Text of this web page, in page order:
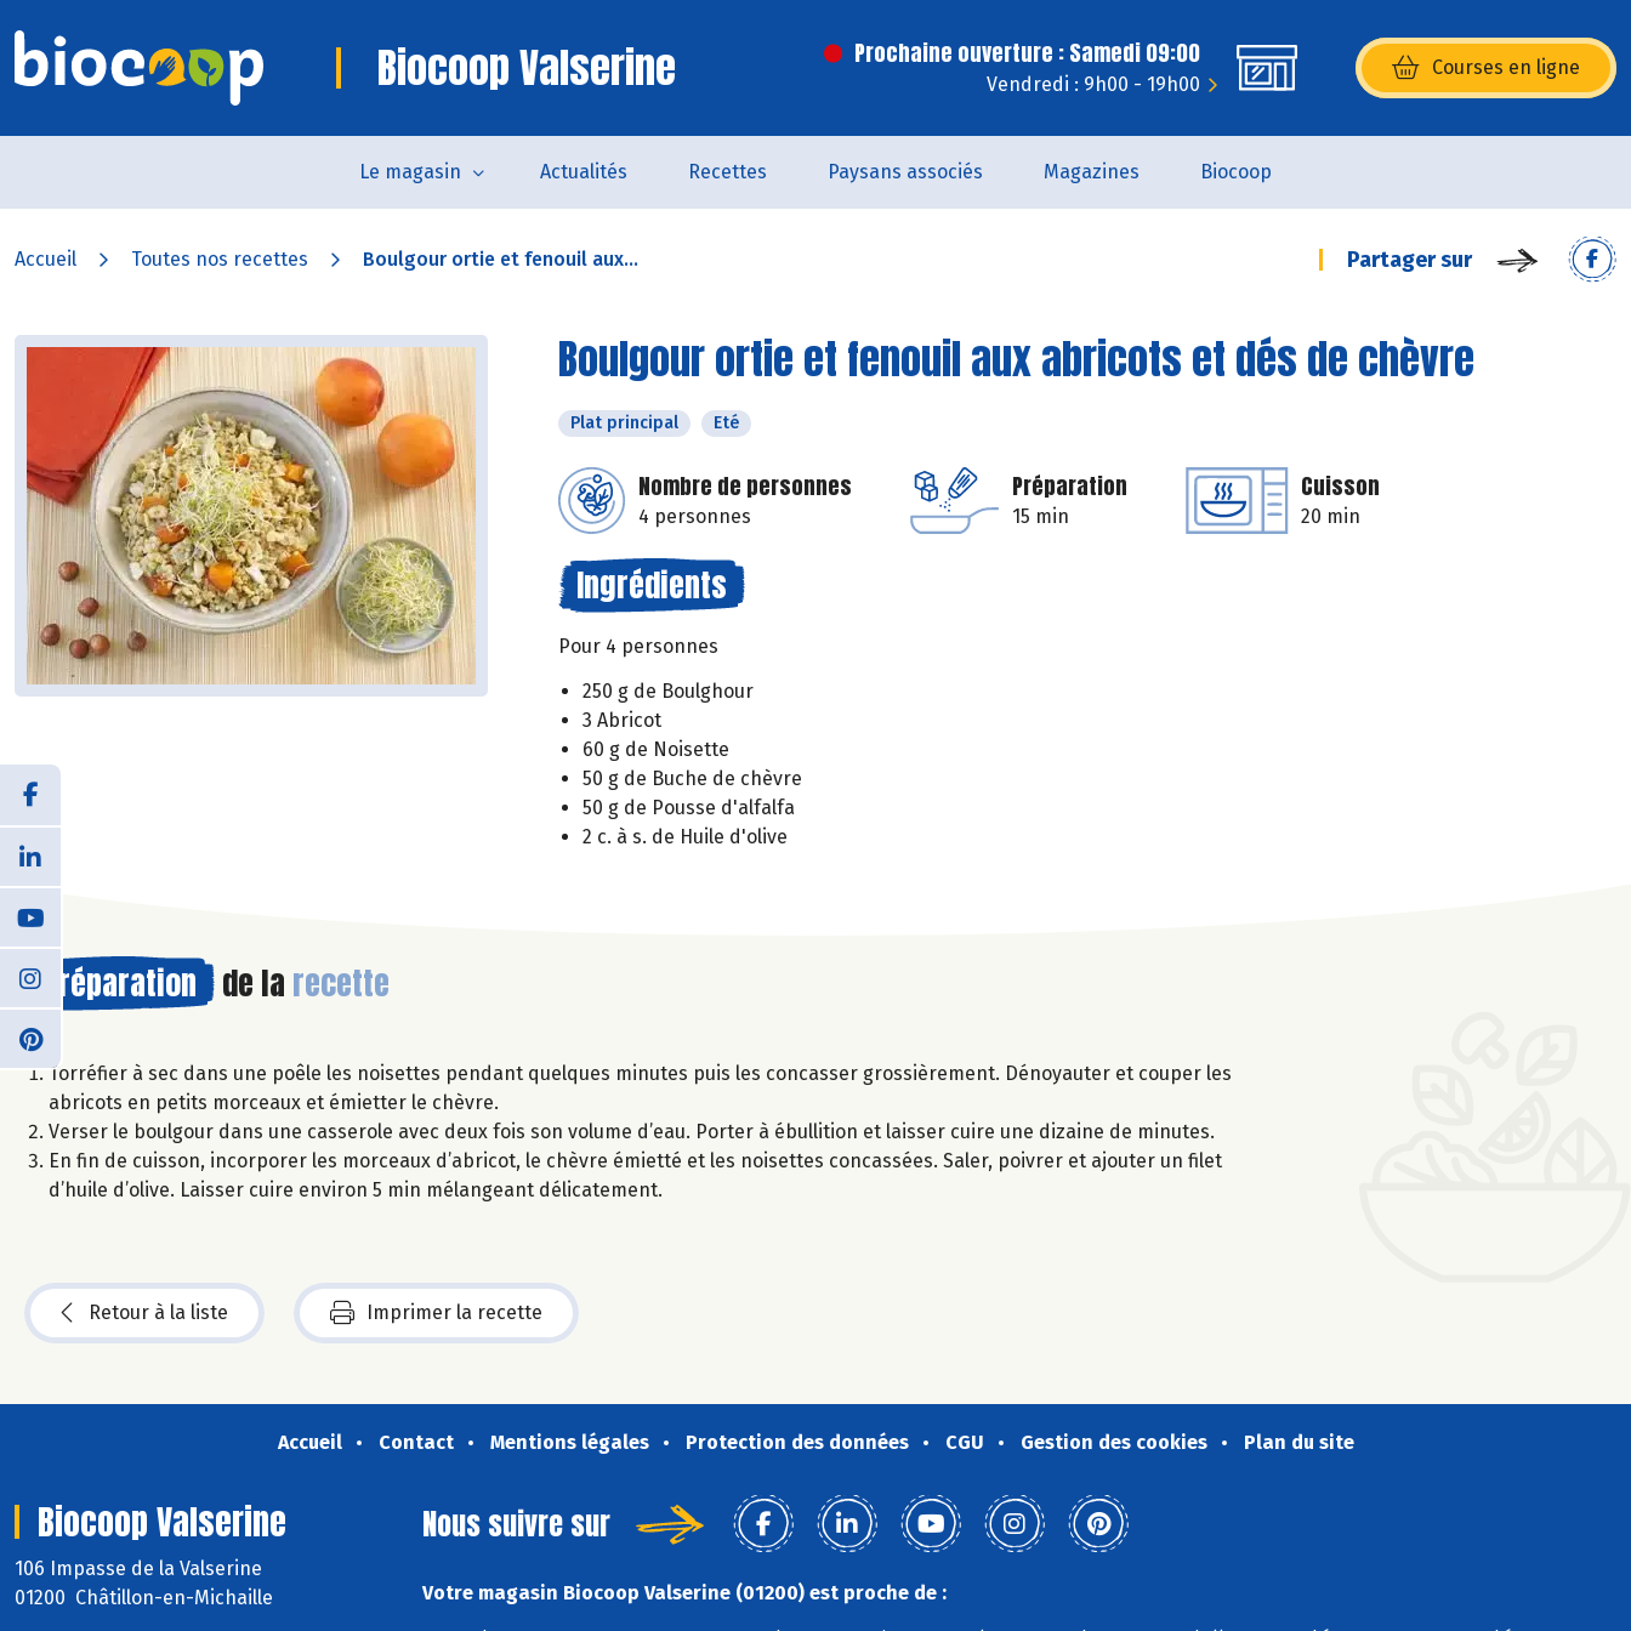
Biocoop Valserine Prochaine ouverture : Samedi 09:00
Vendredi : 9h00 - 19h00
Courses en ligne
(s’ouvre dans une nouvelle
Le magasin Actualités Recettes Paysans associés Magazines Biocoop
Accueil Toutes nos recettes Boulgour ortie et fenouil aux... Partager sur
Boulgour ortie et fenouil aux abricots et dés de chèvre
Plat principal Eté
Nombre de personnes
4 personnes
Préparation
15 min
Cuisson
20 min
Ingrédients
Pour 4 personnes
250 g de Boulghour
3 Abricot
60 g de Noisette
50 g de Buche de chèvre
50 g de Pousse d'alfalfa
2 c. à s. de Huile d'olive
Préparation de la recette
Torréfier à sec dans une poêle les noisettes pendant quelques minutes puis les concasser grossièrement. Dénoyauter et couper les
abricots en petits morceaux et émietter le chèvre.
Verser le boulgour dans une casserole avec deux fois son volume d’eau. Porter à ébullition et laisser cuire une dizaine de minutes.
En fin de cuisson, incorporer les morceaux d’abricot, le chèvre émietté et les noisettes concassées. Saler, poivrer et ajouter un filet
d’huile d’olive. Laisser cuire environ 5 min mélangeant délicatement.
Retour à la liste Imprimer la recette
Accueil Contact Mentions légales Protection des données CGU Gestion des cookies Plan du site
Biocoop Valserine
106 Impasse de la Valserine
01200 Châtillon-en-Michaille
Nous suivre sur
Votre magasin Biocoop Valserine (01200) est proche de :